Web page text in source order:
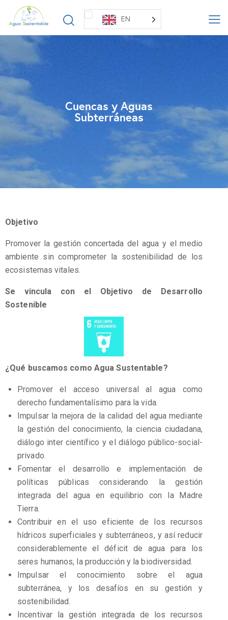
EN
Cuencas y Aguas
Subterráneas​
Objetivo
Promover la gestión concertada del agua y el medio
ambiente sin comprometer la sostenibilidad de los
ecosistemas vitales.
Se vincula con el Objetivo de Desarrollo
Sostenible
¿Qué buscamos como Agua Sustentable?
Promover el acceso universal al agua como
derecho fundamentalísimo para la vida.
Impulsar la mejora de la calidad del agua mediante
la gestión del conocimiento, la ciencia ciudadana,
diálogo inter científico y el diálogo público-social-
privado.
Fomentar el desarrollo e implementación de
políticas públicas considerando la gestión
integrada del agua en equilibrio con la Madre
Tierra.
Contribuir en el uso eficiente de los recursos
hídricos superficiales y subterráneos, y así reducir
considerablemente el déficit de agua para los
seres humanos, la producción y la biodiversidad.
Impulsar el conocimiento sobre el agua
subterránea, y los desafíos en su gestión y
sostenibilidad.
Incentivar la gestión integrada de los recursos